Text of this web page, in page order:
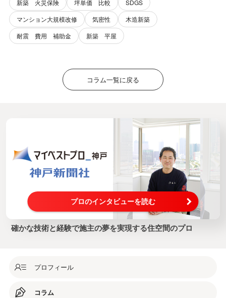
新築 火災保険
坪単価 比較
SDGS
マンション大規模改修
気密性
木造新築
耐震 費用 補助金
新築 平屋
コラム一覧に戻る
プロのインタビューを読む
確かな技術と経験で施主の夢を実現する住空間のプロ
プロフィール
コラム